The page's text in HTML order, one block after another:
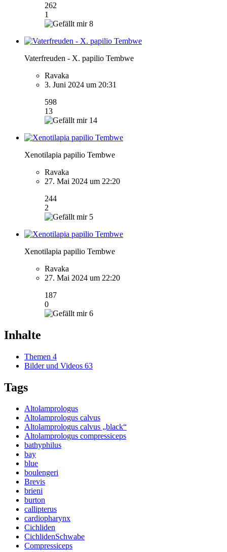
262
1
8
Vaterfreuden - X. papilio Tembwe
Ravaka
3. Juni 2024 um 20:31
598
13
14
Xenotilapia papilio Tembwe
Ravaka
27. Mai 2024 um 22:20
244
2
5
Xenotilapia papilio Tembwe
Ravaka
27. Mai 2024 um 22:20
187
0
6
Inhalte
Themen 4
Bilder und Videos 63
Tags
Altolamprologus
Altolamprologus calvus
Altolamprologus calvus „black“
Altolamprologus compressiceps
bathyphilus
bay
blue
boulengeri
Brevis
brieni
burton
callipterus
cardiopharynx
Cichliden
CichlidenSchwabe
Compressiceps